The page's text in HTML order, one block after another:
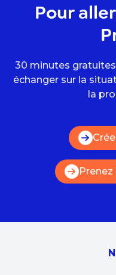
Pour
30 minutes
échanger sur la
la
Prenez